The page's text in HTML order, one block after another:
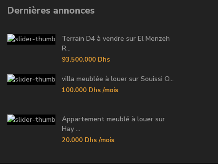
Dernières annonces
Terrain D4 à vendre sur El Menzeh
R...
93.500.000 Dhs
villa meublée à louer sur Souissi O...
100.000 Dhs /mois
Appartement meublé à louer sur
Hay ...
20.000 Dhs /mois